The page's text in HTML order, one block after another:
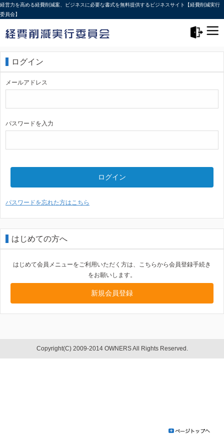
経営力を高める経費削減案、ビジネスに必要な書式を無料提供するビジネスサイト【経費削減実行
委員会】
ログイン
メールアドレス
パスワードを入力
ログイン
パスワードを忘れた方はこちら
はじめての方へ
はじめて会員メニューをご利用いただく方は、こちらから会員登録手続き
をお願いします。
新規会員登録
Copyright(C) 2009-2014 OWNERS All Rights Reserved.